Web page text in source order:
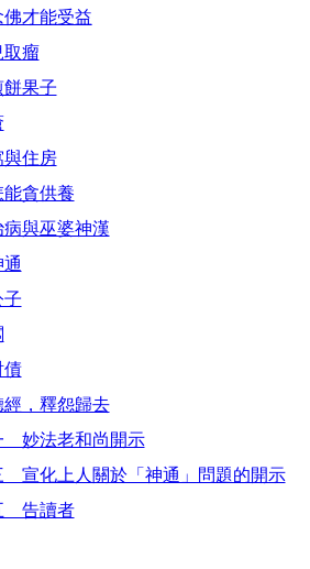
佛才能受益
取瘤
果子
與住房
貪供養
病與巫婆神漢
子
債
經，釋怨歸去
妙法老和尚開示
宣化上人關於「神通」問題的開示
告讀者